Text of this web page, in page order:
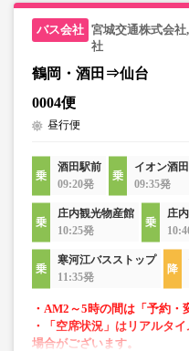
宮城交通株式会
社
鶴岡・酒田⇒仙台
0004便
昼行便
酒田駅前
09:20発
イオン酒
09:35発
庄内観光物産館
10:25発
庄
寒河江バスストップ
11:35発
・AM2～5時の間は「予約・
・「空席状況」はリアルタ
場合がございます。